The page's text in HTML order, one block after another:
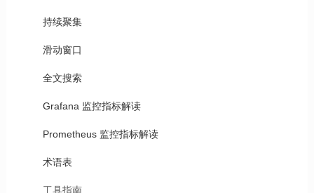
持续聚集
滑动窗口
全文搜索
Grafana 监控指标解读
Prometheus 监控指标解读
术语表
工具指南